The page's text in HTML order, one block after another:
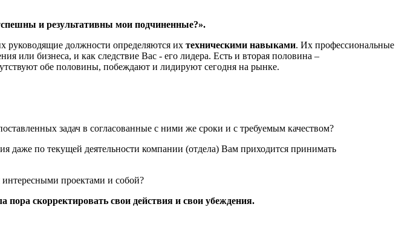
и результативны мои подчиненные?».
руководящие должности определяются их техническими навыками. Их профессиональные
или бизнеса, и как следствие Вас - его лидера. Есть и вторая половина –
обе половины, побеждают и лидируют сегодня на рынке.
задач в согласованные с ними же сроки и с требуемым качеством?
даже по текущей деятельности компании (отдела) Вам приходится принимать
интересными проектами и собой?
пора скорректировать свои действия и свои убеждения.